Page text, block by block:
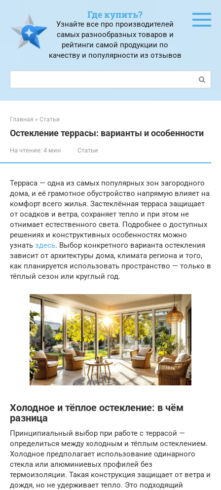
контенту
Где купить?
Узнайте все про производителей
самых разнообразных товаров и
рейтинги самой продукции по
качеству и популярности из отзывов
Поиск:
Главная » Статьи
Остекление террасы: варианты и особенности
На чтение: 4 мин Статьи
Терраса — одна из самых популярных зон загородного
дома, и её грамотное обустройство напрямую влияет на
комфорт всего жилья. Застеклённая терраса защищает
от осадков и ветра, сохраняет тепло и при этом не
отнимает естественного света. Подробнее о доступных
решениях и конструктивных особенностях можно
узнать здесь. Выбор конкретного варианта остекления
зависит от архитектуры дома, климата региона и того,
как планируется использовать пространство — только в
тёплый сезон или круглый год.
Холодное и тёплое остекление: в чём
разница
Принципиальный выбор при работе с террасой —
определиться между холодным и тёплым остеклением.
Холодное предполагает использование одинарного
стекла или алюминиевых профилей без
термоизоляции. Такая конструкция защищает от ветра и
дождя, но не удерживает тепло. Это подходящий